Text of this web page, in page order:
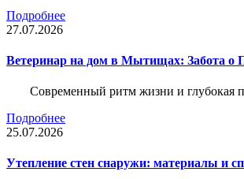
Подробнее
27.07.2026
Ветеринар на дом в Мытищах: Забота о
Современный ритм жизни и глубокая
Подробнее
25.07.2026
Утепление стен снаружи: материалы и